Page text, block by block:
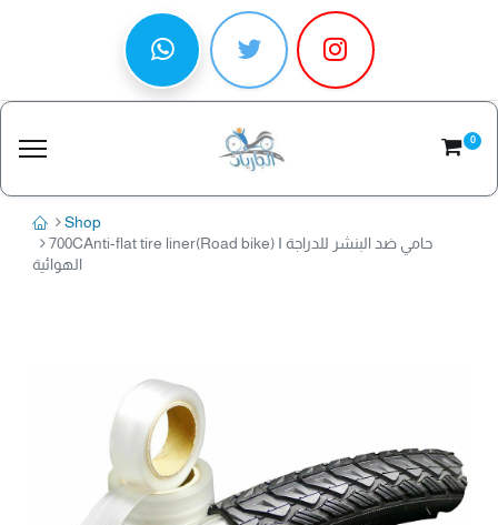
0
Shop
700CAnti-flat tire liner(Road bike) I حامي ضد البنشر للدراجة
الهوائية